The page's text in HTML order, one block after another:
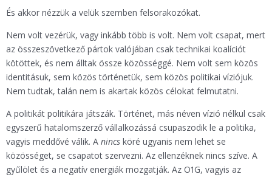
És akkor nézzük a velük szemben felsorakozókat.
Nem volt vezérük, vagy inkább több is volt. Nem volt csapat, mert
az összeszövetkező pártok valójában csak technikai koalíciót
kötöttek, és nem álltak össze közösséggé. Nem volt sem közös
identitásuk, sem közös történetük, sem közös politikai víziójuk.
Nem tudtak, talán nem is akartak közös célokat felmutatni.
A politikát politikára játszák. Történet, más néven vízió nélkül csak
egyszerű hatalomszerző vállalkozássá csupaszodik le a politika,
vagyis meddővé válik. A nincs köré ugyanis nem lehet se
közösséget, se csapatot szervezni. Az ellenzéknek nincs szíve. A
gyűlölet és a negatív energiák mozgatják. Az O1G, vagyis az